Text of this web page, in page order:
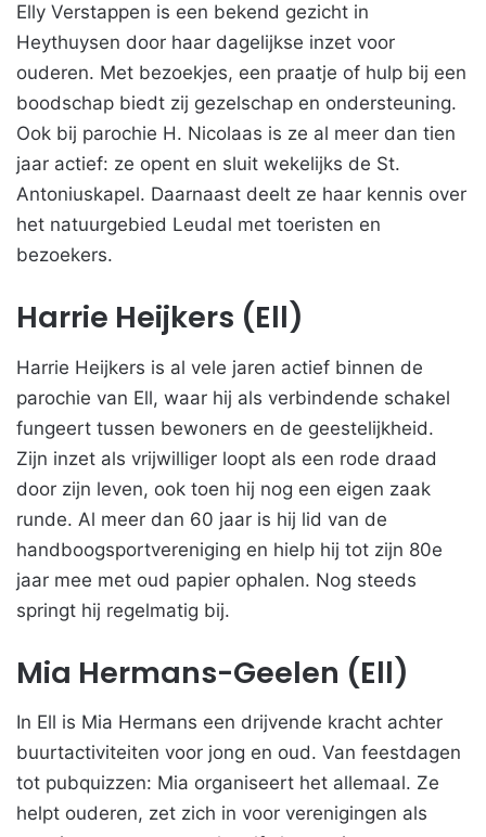
Elly Verstappen is een bekend gezicht in
Heythuysen door haar dagelijkse inzet voor
ouderen. Met bezoekjes, een praatje of hulp bij een
boodschap biedt zij gezelschap en ondersteuning.
Ook bij parochie H. Nicolaas is ze al meer dan tien
jaar actief: ze opent en sluit wekelijks de St.
Antoniuskapel. Daarnaast deelt ze haar kennis over
het natuurgebied Leudal met toeristen en
bezoekers.
Harrie Heijkers (Ell)
Harrie Heijkers is al vele jaren actief binnen de
parochie van Ell, waar hij als verbindende schakel
fungeert tussen bewoners en de geestelijkheid.
Zijn inzet als vrijwilliger loopt als een rode draad
door zijn leven, ook toen hij nog een eigen zaak
runde. Al meer dan 60 jaar is hij lid van de
handboogsportvereniging en hielp hij tot zijn 80e
jaar mee met oud papier ophalen. Nog steeds
springt hij regelmatig bij.
Mia Hermans-Geelen (Ell)
In Ell is Mia Hermans een drijvende kracht achter
buurtactiviteiten voor jong en oud. Van feestdagen
tot pubquizzen: Mia organiseert het allemaal. Ze
helpt ouderen, zet zich in voor verenigingen als